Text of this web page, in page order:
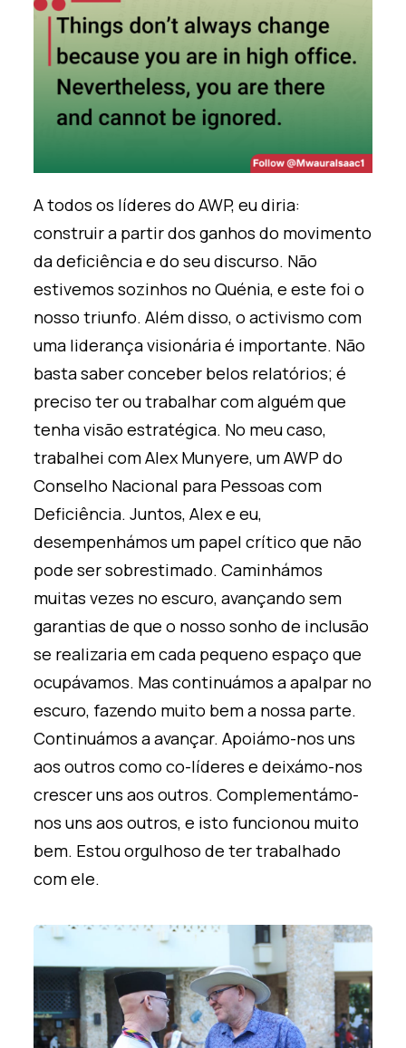
A todos os líderes do AWP, eu diria:
construir a partir dos ganhos do movimento
da deficiência e do seu discurso. Não
estivemos sozinhos no Quénia, e este foi o
nosso triunfo. Além disso, o activismo com
uma liderança visionária é importante. Não
basta saber conceber belos relatórios; é
preciso ter ou trabalhar com alguém que
tenha visão estratégica. No meu caso,
trabalhei com Alex Munyere, um AWP do
Conselho Nacional para Pessoas com
Deficiência. Juntos, Alex e eu,
desempenhámos um papel crítico que não
pode ser sobrestimado. Caminhámos
muitas vezes no escuro, avançando sem
garantias de que o nosso sonho de inclusão
se realizaria em cada pequeno espaço que
ocupávamos. Mas continuámos a apalpar no
escuro, fazendo muito bem a nossa parte.
Continuámos a avançar. Apoiámo-nos uns
aos outros como co-líderes e deixámo-nos
crescer uns aos outros. Complementámo-
nos uns aos outros, e isto funcionou muito
bem. Estou orgulhoso de ter trabalhado
com ele.